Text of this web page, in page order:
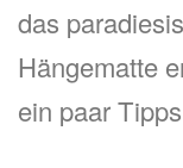
das
Hängematte
ein paar